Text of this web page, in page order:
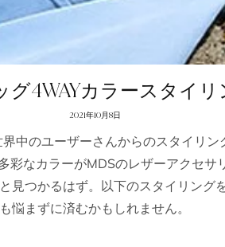
グ4WAYカラースタイ
2021年10月8日
中のユーザーさんからのスタイリ
なカラーがMDSのレザーアクセサ
見つかるはず。以下のスタイリング
も悩まずに済むかもしれません。
ジをいち早
+81
ご登録